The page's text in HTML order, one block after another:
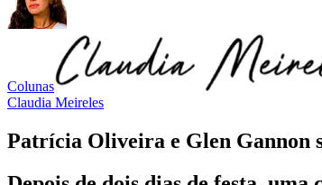
Colunas
Claudia Meireles
Patrícia Oliveira e Glen Gannon